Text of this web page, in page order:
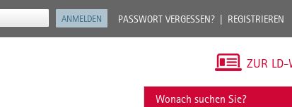
PASSWORT VERGESSEN? REGISTRIEREN
ZUR LD-